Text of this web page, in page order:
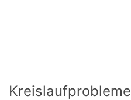
Kreislaufprobleme